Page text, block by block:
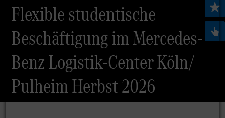
Flexible studentische
Beschäftigung im Mercedes-
Benz Logistik-Center Köln/
Pulheim Herbst 2026